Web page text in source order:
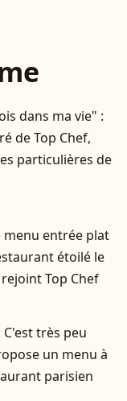
dans ma vie" :
de Top Chef,
particulières de
menu entrée plat
étoilé le
Top Chef
C'est très peu
un menu à
parisien